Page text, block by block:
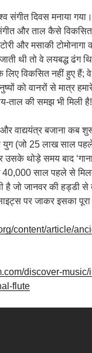
संगीत दिवस मनाया
और ताल कैसे विकसित
और मसाकी
थी तो वे लयबद्ध ढंग
लिए विकसित नहीं हुए
को वानरों से मात्र
ताल की समझ भी मिली है!
और वाद्ययंत्र बजाना कब
युग (जो 25 लाख साल
थोड़े समय बाद
40,000 साल पहले से
है जो जानवर की हड्डी
पर जाकर इसका
content/article/
discover-
flute